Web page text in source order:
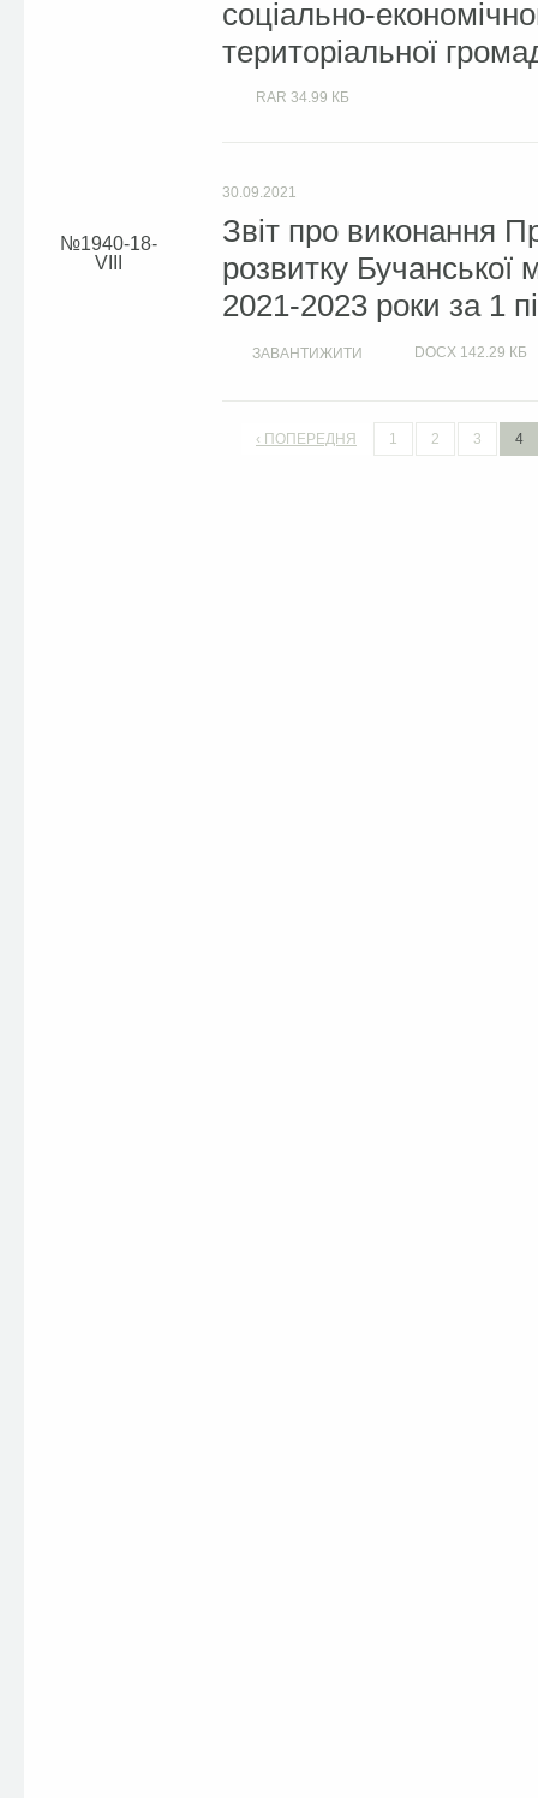
соціально-
територіальної
RAR 34.99 КБ
1940-18-
VIII
30.09.2021
Звіт про виконання
розвитку Бучанської
2021-2023 роки за 1
ЗАВАНТИЖИТИ DOCX 142.29 КБ
‹ ПОПЕРЕДНЯ 1 2 3 4